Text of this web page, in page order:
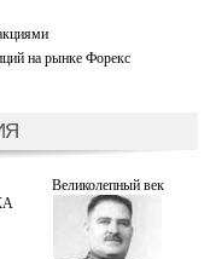
на рынке Форекс
Великолепный век